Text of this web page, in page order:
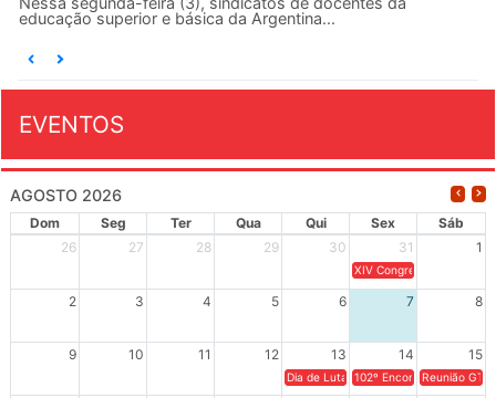
O ANDES-SN conclama suas seções sindicais e o conjunto
EVENTOS
AGOSTO 2026
Dom Seg Ter Qua Qui Sex
Sáb
26
27 28 29 30 31 1
XIV Congresso Brasileiro
2 3 4 5 6 7 8
9 10 11 12 13 14 15
Dia de Luta em Defesa de Cuba e da
102º Encontro da
Reunião